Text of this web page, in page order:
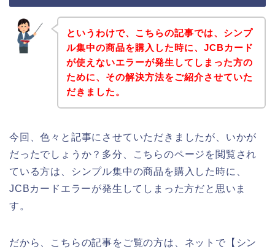
というわけで、こちらの記事では、シンプ
ル集中の商品を購入した時に、JCBカード
が使えないエラーが発生してしまった方の
ために、その解決方法をご紹介させていた
だきました。
今回、色々と記事にさせていただきましたが、いかが
だったでしょうか？多分、こちらのページを閲覧され
ている方は、シンプル集中の商品を購入した時に、
JCBカードエラーが発生してしまった方だと思いま
す。
だから、こちらの記事をご覧の方は、ネットで【シン